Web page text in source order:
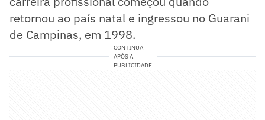
retornou ao país natal e ingressou no Guarani
de Campinas, em 1998.
CONTINUA
APÓS A
PUBLICIDADE